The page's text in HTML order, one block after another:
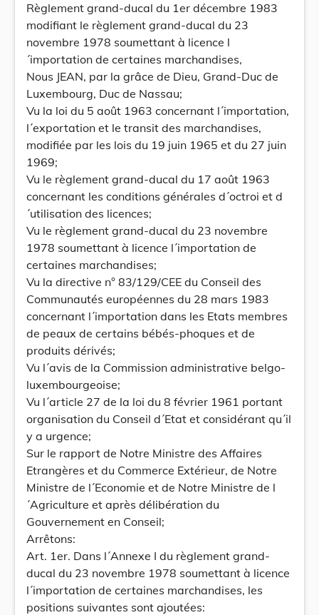
Règlement grand-ducal du 1er décembre 1983
modifiant le règlement grand-ducal du 23
novembre 1978 soumettant à licence l
´importation de certaines marchandises,
Nous JEAN, par la grâce de Dieu, Grand-Duc de
Luxembourg, Duc de Nassau;
Vu la loi du 5 août 1963 concernant l´importation,
l´exportation et le transit des marchandises,
modifiée par les lois du 19 juin 1965 et du 27 juin
1969;
Vu le règlement grand-ducal du 17 août 1963
concernant les conditions générales d´octroi et d
´utilisation des licences;
Vu le règlement grand-ducal du 23 novembre
1978 soumettant à licence l´importation de
certaines marchandises;
Vu la directive n° 83/129/CEE du Conseil des
Communautés européennes du 28 mars 1983
concernant l´importation dans les Etats membres
de peaux de certains bébés-phoques et de
produits dérivés;
Vu l´avis de la Commission administrative belgo-
luxembourgeoise;
Vu l´article 27 de la loi du 8 février 1961 portant
organisation du Conseil d´Etat et considérant qu´il
y a urgence;
Sur le rapport de Notre Ministre des Affaires
Etrangères et du Commerce Extérieur, de Notre
Ministre de l´Economie et de Notre Ministre de l
´Agriculture et après délibération du
Gouvernement en Conseil;
Arrêtons:
Art. 1er. Dans l´Annexe I du règlement grand-
ducal du 23 novembre 1978 soumettant à licence
l´importation de certaines marchandises, les
positions suivantes sont ajoutées: